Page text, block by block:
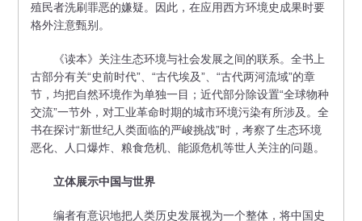
殖民者洗刷罪恶的嫌疑。因此，在应用西方环境史成果时要
格外注意甄别。
《读本》关注生态环境与社会发展之间的联系。全书上
古部分有关“史前时代”、“古代埃及”、“古代两河流域”的章
节，均把自然环境作为单独一目；近代部分除设置“全球物种
交流”一节外，对工业革命时期的城市环境污染有所涉及。全
书在探讨“新世纪人类面临的严峻挑战”时，考察了生态环境
恶化、人口爆炸、粮食危机、能源危机等世人关注的问题。
立体展示中国与世界
编者有意识地把人类历史发展视为一个整体，将中国史